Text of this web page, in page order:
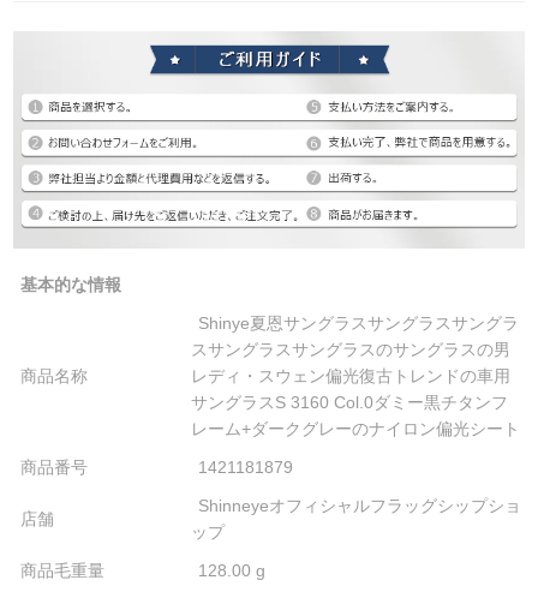
基本的な情報
商品名称
Shinye夏恩サングラスサングラスサングラ
スサングラスサングラスのサングラスの男
レディ・スウェン偏光復古トレンドの車用
サングラスS 3160 Col.0ダミー黒チタンフ
レーム+ダークグレーのナイロン偏光シート
商品番号
1421181879
店舗
Shinneyeオフィシャルフラッグシップショ
ップ
商品毛重量
128.00 g